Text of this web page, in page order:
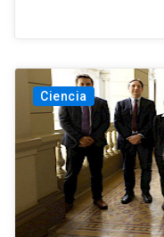
Ciencia